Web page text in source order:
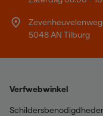
5048 AN Tilburg
Verfwebwinkel